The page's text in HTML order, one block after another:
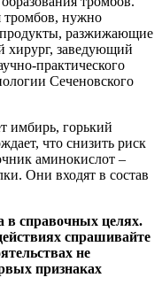
тромбов, нужно
разжижающие
хирург, заведующий
практического
Сеченовского
имбирь, горький
что снизить риск
аминокислот –
Они входят в состав
в справочных целях.
спрашивайте
не
признаках